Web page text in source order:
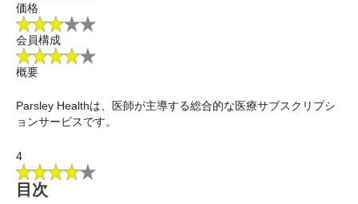
価格
会員構成
概要
Parsley Healthは、医師が主導する総合的な医療サブスクリプシ
ョンサービスです。
4
目次